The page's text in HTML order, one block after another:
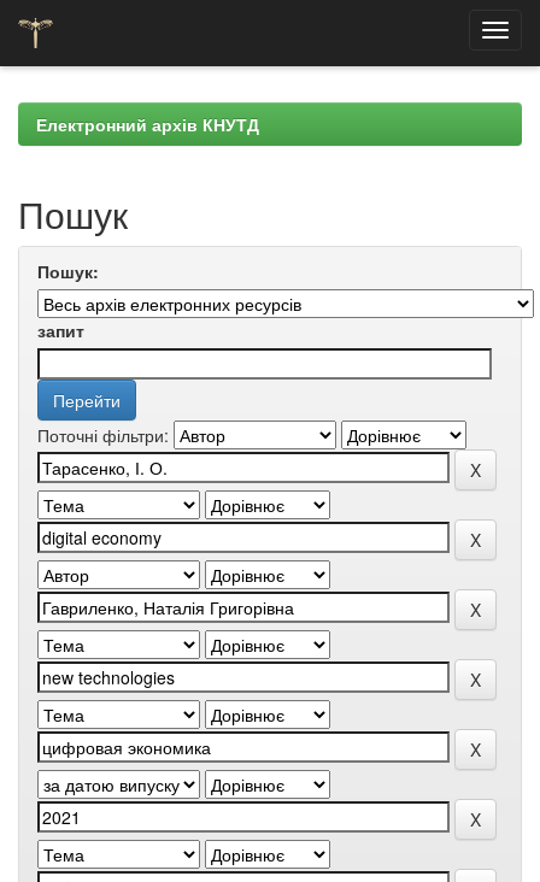
navigationЕлектронний архів КНУТД
Пошук
Пошук:
запит
Поточні фільтри: